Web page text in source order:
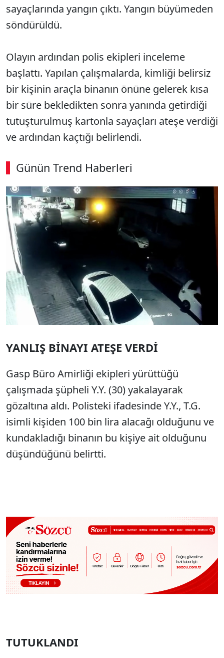
sayaçlarında yangın çıktı. Yangın büyümeden
söndürüldü.
Olayın ardından polis ekipleri inceleme
başlattı. Yapılan çalışmalarda, kimliği belirsiz
bir kişinin araçla binanın önüne gelerek kısa
bir süre bekledikten sonra yanında getirdiği
tutuşturulmuş kartonla sayaçları ateşe verdiği
ve ardından kaçtığı belirlendi.
Günün Trend Haberleri
YANLIŞ BİNAYI ATEŞE VERDİ
Gasp Büro Amirliği ekipleri yürüttüğü
çalışmada şüpheli Y.Y. (30) yakalayarak
gözaltına aldı. Polisteki ifadesinde Y.Y., T.G.
isimli kişiden 100 bin lira alacağı olduğunu ve
kundakladığı binanın bu kişiye ait olduğunu
düşündüğünü belirtti.
TUTUKLANDI